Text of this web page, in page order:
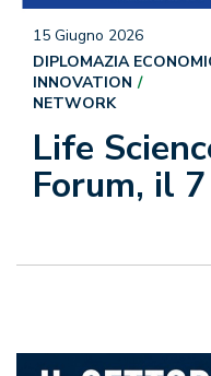
Life
Forum, il
15 Giugno 2026
DIPLOMAZIA
INNOVATION
NETWORK